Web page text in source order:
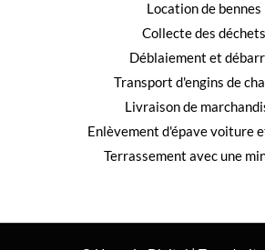
Location de bennes
Collecte des déchets
Déblaiement et
Transport d'engins de
Livraison de
Enlèvement d'épave voiture
Terrassement avec une